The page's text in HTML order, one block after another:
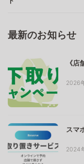
最新のお知らせ
《
2026
スマ
2024